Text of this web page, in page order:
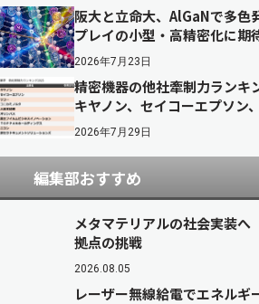
阪大と立命大、AlGaNで多
プレイの小型・高精密化に期
2026年7月23日
精密機器の他社牽制力ラン
キヤノン、セイコーエプソン
2026年7月29日
編集部おすすめ
メタマテリアルの社会実装
拠点の挑戦
2026.08.05
レーザー無線給電でエネルギ